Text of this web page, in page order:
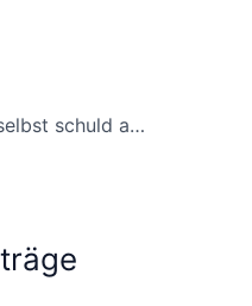
Warum deutsche Mieter selbst schuld an der Wohnungskrise sind